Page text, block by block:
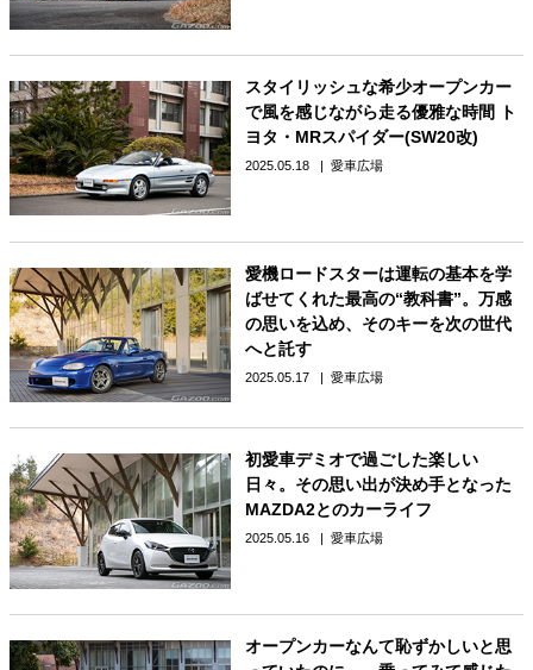
スタイリッシュな希少オープンカー
で風を感じながら走る優雅な時間 ト
ヨタ・MRスパイダー(SW20改)
2025.05.18 愛車広場
愛機ロードスターは運転の基本を学
ばせてくれた最高の“教科書”。万感
の思いを込め、そのキーを次の世代
へと託す
2025.05.17 愛車広場
初愛車デミオで過ごした楽しい
日々。その思い出が決め手となった
MAZDA2とのカーライフ
2025.05.16 愛車広場
オープンカーなんて恥ずかしいと思